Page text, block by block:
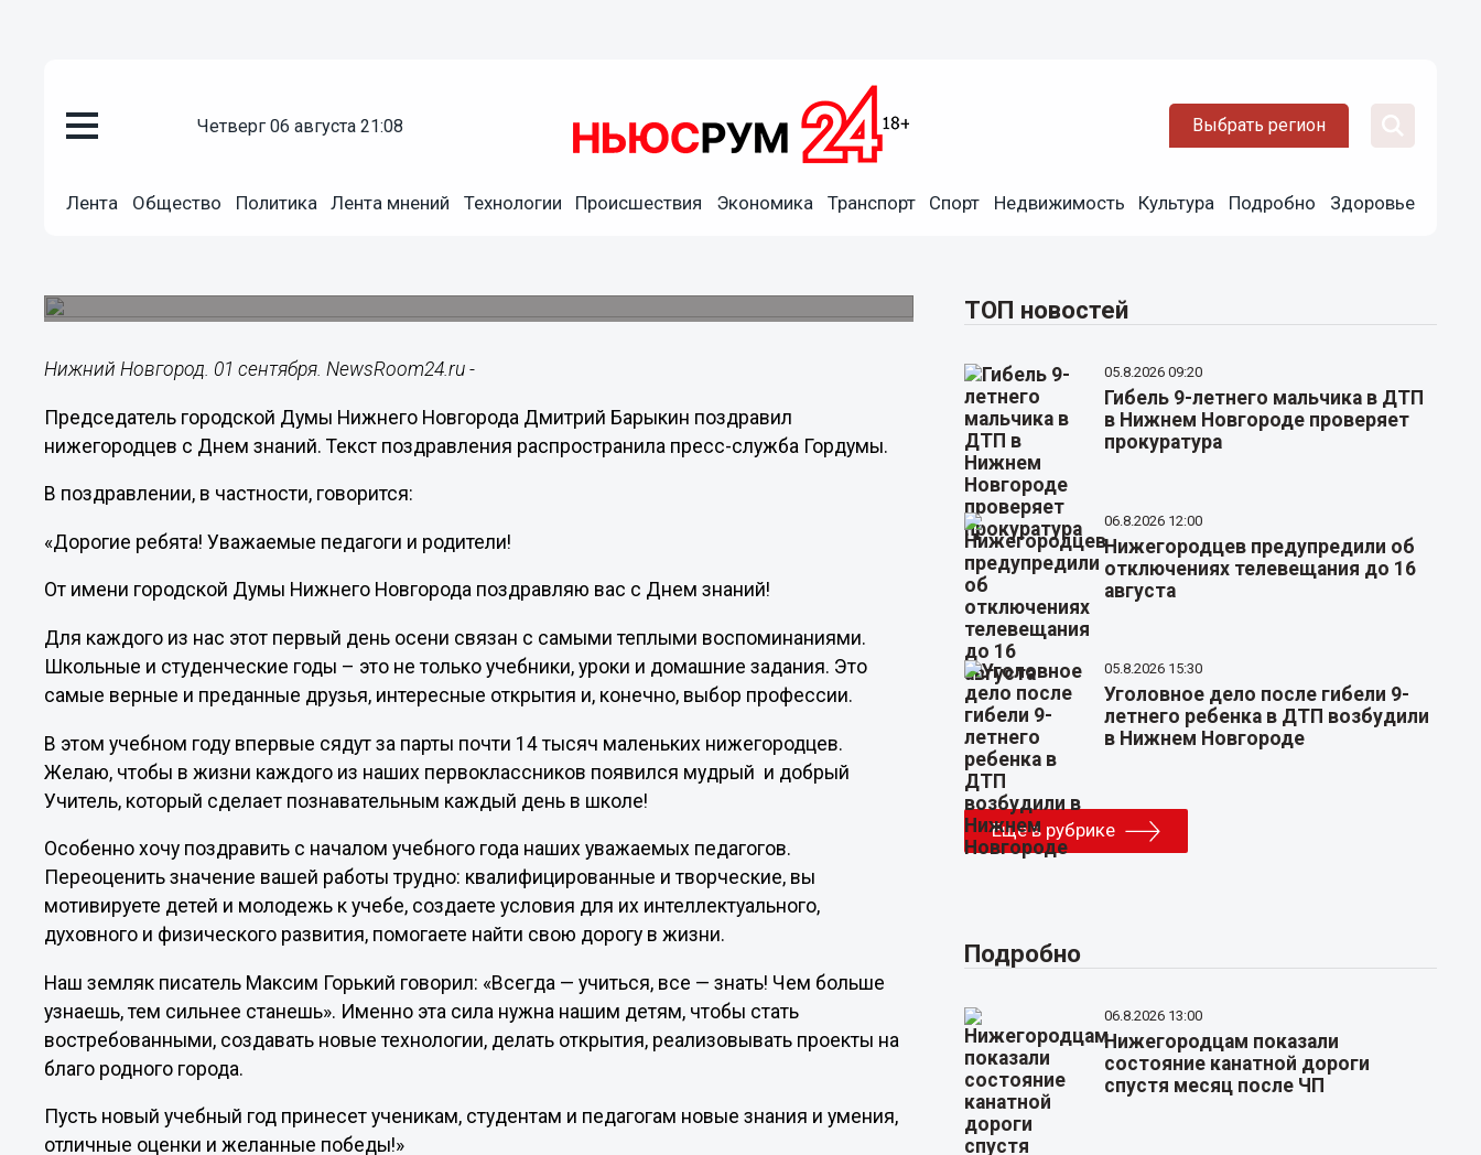
четверг 06 августа 21:08 Выбрать регион
Лента Общество Политика Лента мнений Технологии Происшествия Экономика Транспорт Спорт Недвижимость Культура Подробно Здоровье
Пусть новый учебный год принесет новые знания, отличные
Нижний Новгород. 01 сентября. NewsRoom24.ru -
Председатель городской Думы Нижнего Новгорода Дмитрий Барыкин поздравил
нижегородцев с Днем знаний. Текст поздравления распространила пресс-служба Гордумы.
В поздравлении, в частности, говорится:
«Дорогие ребята! Уважаемые педагоги и родители!
От имени городской Думы Нижнего Новгорода поздравляю вас с Днем знаний!
Для каждого из нас этот первый день осени связан с самыми теплыми воспоминаниями.
Школьные и студенческие годы – это не только учебники, уроки и домашние задания. Это
самые верные и преданные друзья, интересные открытия и, конечно, выбор профессии.
В этом учебном году впервые сядут за парты почти 14 тысяч маленьких нижегородцев.
Желаю, чтобы в жизни каждого из наших первоклассников появился мудрый и добрый
Учитель, который сделает познавательным каждый день в школе!
Особенно хочу поздравить с началом учебного года наших уважаемых педагогов.
Переоценить значение вашей работы трудно: квалифицированные и творческие, вы
мотивируете детей и молодежь к учебе, создаете условия для их интеллектуального,
духовного и физического развития, помогаете найти свою дорогу в жизни.
Наш земляк писатель Максим Горький говорил: «Всегда — учиться, все — знать! Чем больше
узнаешь, тем сильнее станешь». Именно эта сила нужна нашим детям, чтобы стать
востребованными, создавать новые технологии, делать открытия, реализовывать проекты на
благо родного города.
Пусть новый учебный год принесет ученикам, студентам и педагогам новые знания и умения,
отличные оценки и желанные победы!»
ТОП новостей
05.8.2026 09:20
Гибель 9-летнего мальчика в ДТП
в Нижнем Новгороде проверяет
прокуратура
06.8.2026 12:00
Нижегородцев предупредили об
отключениях телевещания до 16
августа
05.8.2026 15:30
Уголовное дело после гибели 9-
летнего ребенка в ДТП возбудили
в Нижнем Новгороде
Еще в рубрике
Подробно
06.8.2026 13:00
Нижегородцам показали
состояние канатной дороги
спустя месяц после ЧП